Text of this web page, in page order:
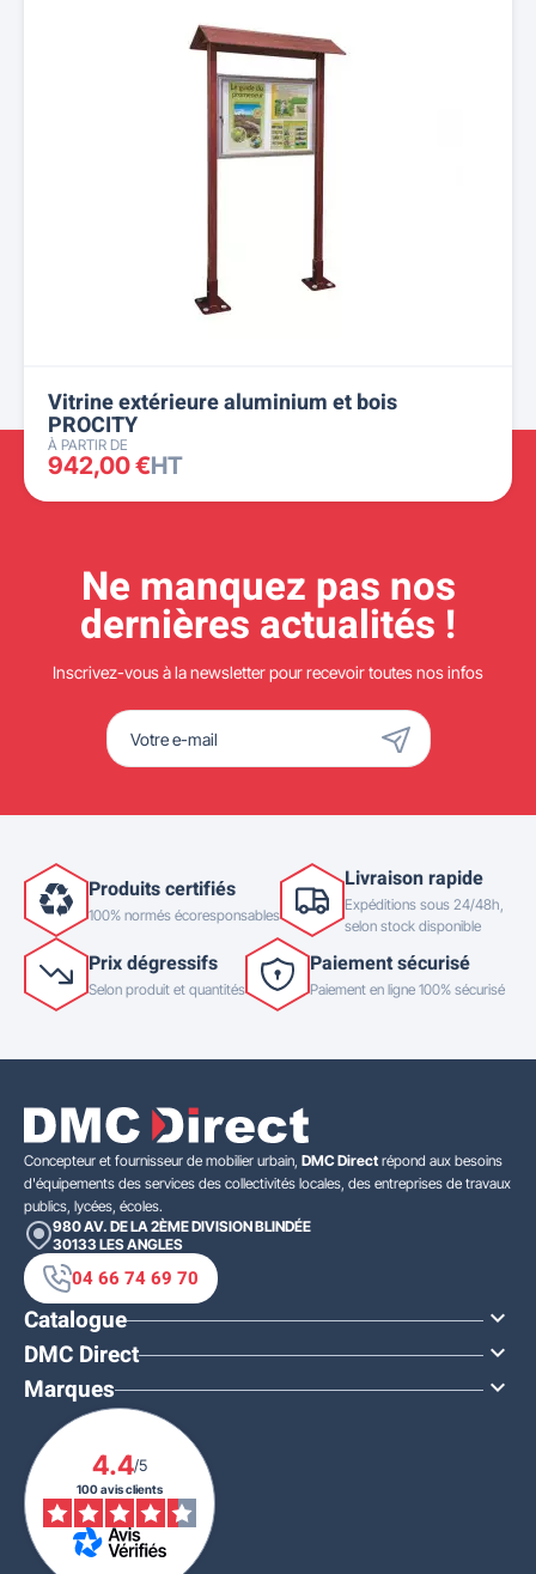
Vitrine extérieure aluminium et bois
PROCITY
À PARTIR DE
942,00 €HT
Ne manquez pas nos
dernières actualités !
Inscrivez-vous à la newsletter pour recevoir toutes nos infos
Produits certifiés
100% normés écoresponsables
Livraison rapide
Expéditions sous 24/48h,
selon stock disponible
Prix dégressifs
Selon produit et quantités
Paiement sécurisé
Paiement en ligne 100% sécurisé
Concepteur et fournisseur de mobilier urbain, DMC Direct répond aux besoins
d'équipements des services des collectivités locales, des entreprises de travaux
publics, lycées, écoles.
980 AV. DE LA 2ÈME DIVISION BLINDÉE
30133 LES ANGLES
04 66 74 69 70
Catalogue 
DMC Direct 
Marques 
4.4/5
100 avis clients